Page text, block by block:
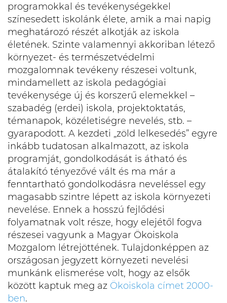
programokkal és tevékenységekkel
színesedett iskolánk élete, amik a mai napig
meghatározó részét alkotják az iskola
életének. Szinte valamennyi akkoriban létező
környezet- és természetvédelmi
mozgalomnak tevékeny részesei voltunk,
mindamellett az iskola pedagógiai
tevékenysége új és korszerű elemekkel –
szabadég (erdei) iskola, projektoktatás,
témanapok, közéletiségre nevelés, stb. –
gyarapodott. A kezdeti „zöld lelkesedés” egyre
inkább tudatosan alkalmazott, az iskola
programját, gondolkodását is átható és
átalakító tényezővé vált és ma már a
fenntartható gondolkodásra neveléssel egy
magasabb szintre lépett az iskola környezeti
nevelése. Ennek a hosszú fejlődési
folyamatnak volt része, hogy elejétől fogva
részesei vagyunk a Magyar Ökoiskola
Mozgalom létrejöttének. Tulajdonképpen az
országosan jegyzett környezeti nevelési
munkánk elismerése volt, hogy az elsők
között kaptuk meg az Ökoiskola címet 2000-
ben.